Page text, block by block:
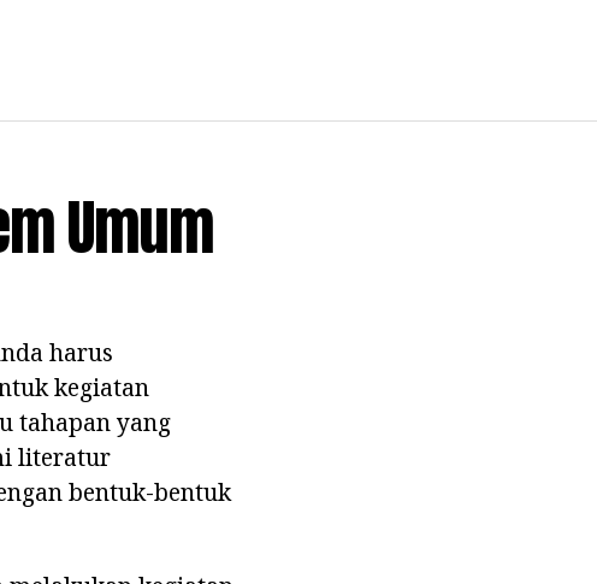
Umum
harus
kegiatan
tahapan yang
literatur
bentuk-bentuk